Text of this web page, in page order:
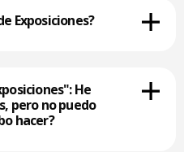
Exposiciones?
He
pero no puedo
hacer?